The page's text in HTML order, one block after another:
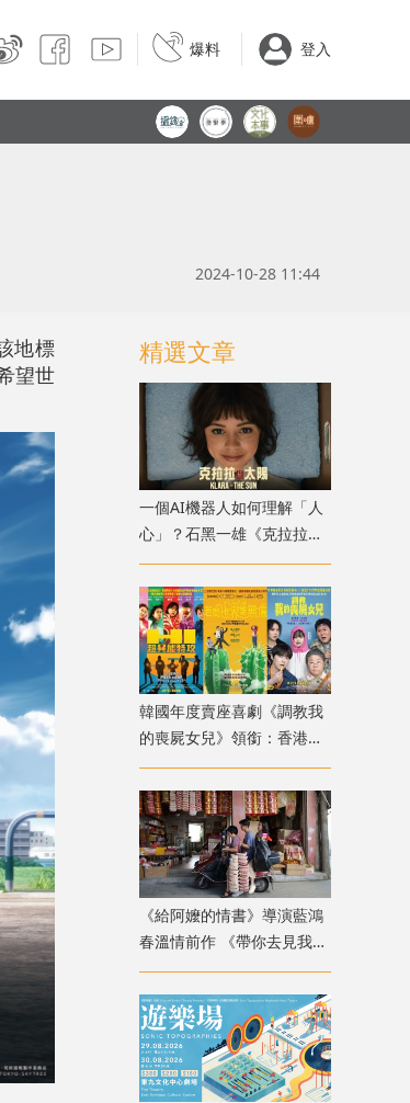
爆料 登入
2024-10-28 11:44
地標
望世
精選文章
一個AI機器人如何理解「人
心」？石黑一雄《克拉拉與
太陽》改編電影十月上映
韓國年度賣座喜劇《調教我
的喪屍女兒》領銜：香港韓
國電影週8月放映
《給阿嬤的情書》導演藍鴻
春溫情前作 《帶你去見我
媽》暖心上映